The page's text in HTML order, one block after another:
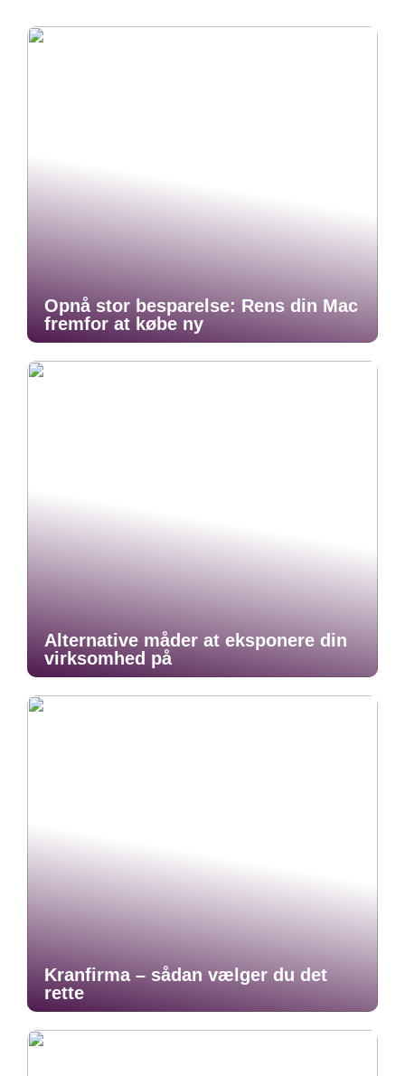
Opnå stor besparelse: Rens din Mac
fremfor at købe ny
Alternative måder at eksponere din
virksomhed på
Kranfirma – sådan vælger du det
rette